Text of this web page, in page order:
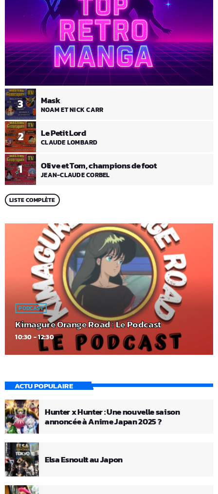
1 Olive et Tom, champions de foot
JEAN-CLAUDE CORBEL
2 Le Petit Lord
CLAUDE LOMBARD
3 Mask
NOAM ET NICK CARR
LISTE COMPLÈTE
PODCAST
Kimagure Orange Road : Le Podcast
10:30 - 12:30
ACTU POPULAIRE
Hunter x Hunter : Une nouvelle saison
annoncée à Anime Japan 2025 ?
Elsa Esnoult au Japon